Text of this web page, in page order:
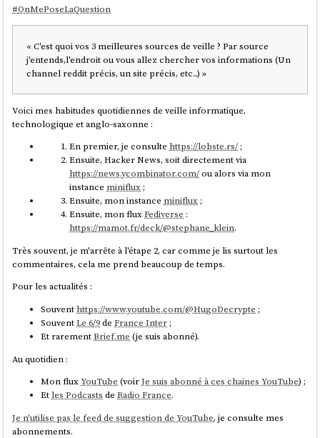
#OnMePoseLaQuestion
« C'est quoi vos 3 meilleures sources de veille ? Par source
j'entends,l'endroit ou vous allez chercher vos informations (Un
channel reddit précis, un site précis, etc...) »
Voici mes habitudes quotidiennes de veille informatique,
technologique et anglo-saxonne :
En premier, je consulte https://lobste.rs/ ;
Ensuite, Hacker News, soit directement via
https://news.ycombinator.com/ou alors via mon
instance miniflux ;
Ensuite, mon instance miniflux ;
Ensuite, mon fluxFediverse :
https://mamot.fr/deck/@stephane_klein.
Très souvent, je m'arrête à l'étape 2, car comme je lis surtout les
commentaires, cela me prend beaucoup de temps.
Pour les actualités :
Souvent https://www.youtube.com/@HugoDecrypte ;
SouventLe 6/9deFrance Inter ;
Et rarementBrief.me (je suis abonné).
Au quotidien :
Mon fluxYouTube (voirJe suis abonné à ces chaines YouTube) ;
Et les Podcasts deRadio France.
Je n'utilise pas le feed de suggestion de YouTube, je consulte mes
abonnements.